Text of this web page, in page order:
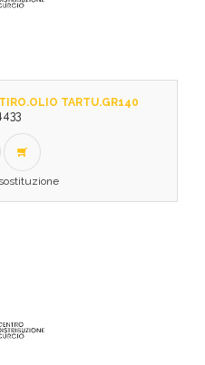
TARTU.GR140